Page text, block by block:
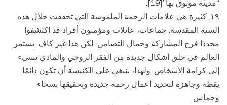
“مدينة موثوق بها”[19].
١۹. كثيرة هي علامات الرحمة الملموسة التي تحققت خلال هذه
السنة المقدسة. جماعات، عائلات ومؤمنون أفراد قد اكتشفوا
مجددًا فرح المشاركة وجمال التضامن. لكن هذا غير كاف. يستمر
العالم في خلق أشكال جديدة من الفقر الروحي والمادي تسيء
إلى كرامة الأشخاص. ولهذا، ينبغي على الكنيسة أن تكون دائمًا
يقظة وجاهزة لتحديد أعمال رحمة جديدة وتحقيقها بسخاء
وحماس.